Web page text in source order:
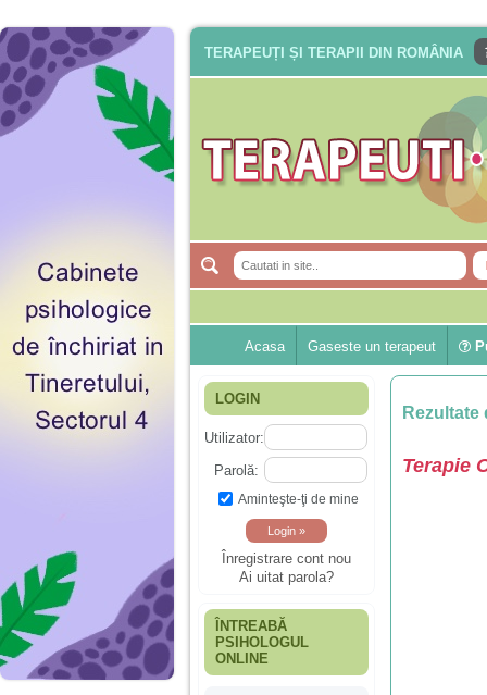
TERAPEUȚI ȘI TERAPII DIN ROMÂNIA
Acasa Gaseste un terapeut
LOGIN
Utilizator:
Parolă:
Aminteşte-ţi de mine
Înregistrare cont nou
Ai uitat parola?
ÎNTREABĂ
PSIHOLOGUL
ONLINE
Rezultate
Terapie